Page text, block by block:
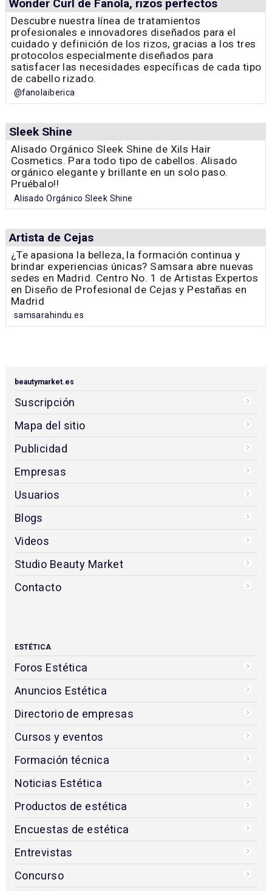
Wonder Curl de Fanola, rizos perfectos
Descubre nuestra línea de tratamientos
profesionales e innovadores diseñados para el
cuidado y definición de los rizos, gracias a los tres
protocolos especialmente diseñados para
satisfacer las necesidades específicas de cada tipo
de cabello rizado.
@fanolaiberica
Sleek Shine
Alisado Orgánico Sleek Shine de Xils Hair
Cosmetics. Para todo tipo de cabellos. Alisado
orgánico elegante y brillante en un solo paso.
Pruébalo!!
Alisado Orgánico Sleek Shine
Artista de Cejas
¿Te apasiona la belleza, la formación continua y
brindar experiencias únicas? Samsara abre nuevas
sedes en Madrid. Centro No. 1 de Artistas Expertos
en Diseño de Profesional de Cejas y Pestañas en
Madrid
samsarahindu.es
beautymarket.es
Suscripción
Mapa del sitio
Publicidad
Empresas
Usuarios
Blogs
Videos
Studio Beauty Market
Contacto
ESTÉTICA
Foros Estética
Anuncios Estética
Directorio de empresas
Cursos y eventos
Formación técnica
Noticias Estética
Productos de estética
Encuestas de estética
Entrevistas
Concurso